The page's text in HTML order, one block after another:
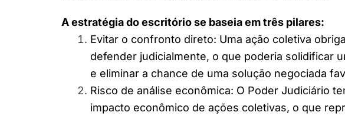
A estratégia do escritório se baseia em três pilares:
Evitar o confronto direto: Uma ação coletiva
defender judicialmente, o que poderia solidificar
e eliminar a chance de uma solução negociada
Risco de análise econômica: O Poder Judiciário
impacto econômico de ações coletivas, o que